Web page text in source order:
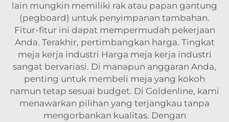
lain mungkin memiliki rak atau papan gantung
(pegboard) untuk penyimpanan tambahan.
Fitur-fitur ini dapat mempermudah pekerjaan
Anda. Terakhir, pertimbangkan harga. Tingkat
meja kerja industri Harga meja kerja industri
sangat bervariasi. Di manapun anggaran Anda,
penting untuk membeli meja yang kokoh
namun tetap sesuai budget. Di Goldenline, kami
menawarkan pilihan yang terjangkau tanpa
mengorbankan kualitas. Dengan